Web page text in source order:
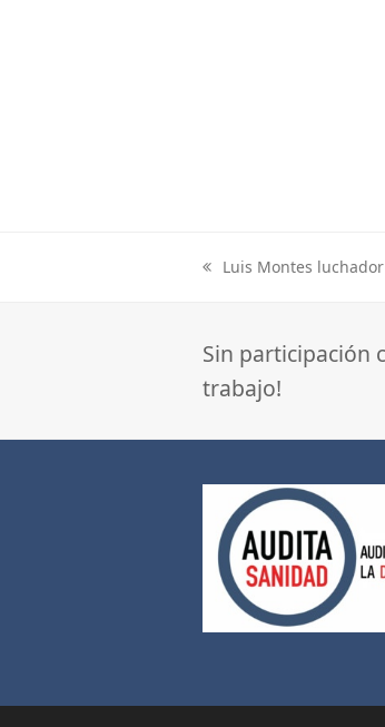
previous
Luis Montes
Sin participación
trabajo!